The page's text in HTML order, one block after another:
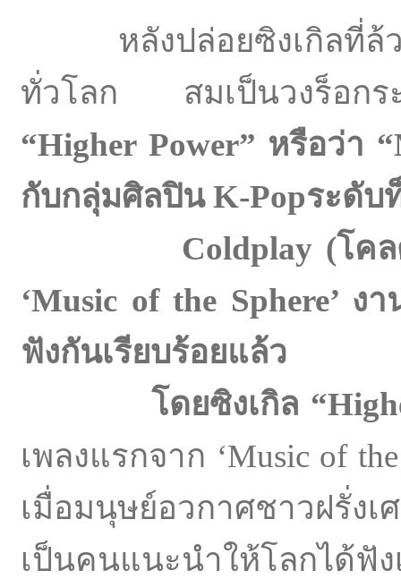
หลังปล่อยซิงเกิลที่ล้วน
ทั่วโลก สมเป็นวงร็อกร
“Higher Power” หรือว่า
กับกลุ่มศิลปิน K-Popระดับ
Coldplay (โค
‘Music of the Sphere’
ฟังกันเรียบร้อยแล้ว
โดยซิงเกิล
เพลงแรกจาก ‘Music of
เมื่อมนุษย์อวกาศชาวฝรั่งเ
เป็นคนแนะนำให้โลกได้ฟั